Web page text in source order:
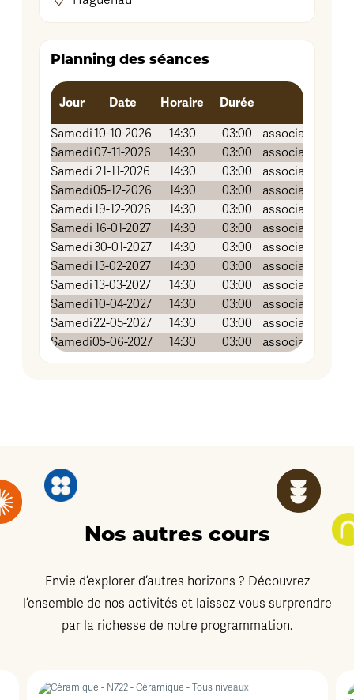
Planning des séances
Jour Date Horaire Durée
Samedi10-10-2026 14:30 03:00
association
Samedi07-11-2026 14:30 03:00
association
Samedi 21-11-2026 14:30 03:00
association
Samedi05-12-2026 14:30 03:00
association
Samedi19-12-2026 14:30 03:00
association
Samedi 16-01-2027 14:30 03:00
association
Samedi30-01-2027 14:30 03:00
association
Samedi13-02-2027 14:30 03:00
association
Samedi13-03-2027 14:30 03:00
association
Samedi10-04-2027 14:30 03:00
association
Samedi22-05-2027 14:30 03:00
association
Samedi05-06-2027 14:30 03:00 association
Nos autres cours
Envie d’explorer d’autres horizons ? Découvrez
l’ensemble de nos activités et laissez-vous surprendre
par la richesse de notre programmation.